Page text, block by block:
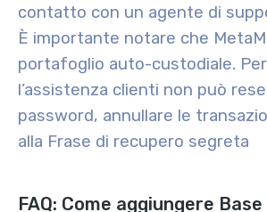
contatto con un agente di
È importante notare che
portafoglio auto-custodiale.
l’assistenza clienti non può
password, annullare le
alla Frase di recupero segreta
FAQ: Come aggiungere